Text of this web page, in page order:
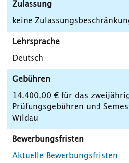
Zulassung
keine
Lehrsprache
Deutsch
Gebühren
14.400,00 € für das
Prüfungsgebühren und
Wildau
Bewerbungsfristen
Aktuelle Bewerbungsfristen